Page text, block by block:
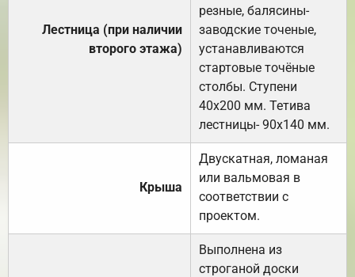
Лестница (при наличии
второго этажа)
резные, балясины-
заводские точеные,
устанавливаются
стартовые точёные
столбы. Ступени
40х200 мм. Тетива
лестницы- 90х140 мм.
Крыша
Двускатная, ломаная
или вальмовая в
соответствии с
проектом.
Выполнена из
строганой доски